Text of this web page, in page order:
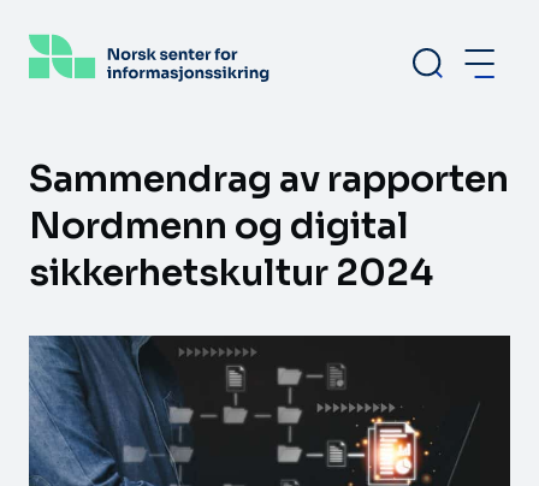
hovedinnhold
Sammendrag av rapporten
Nordmenn og digital
sikkerhetskultur 2024